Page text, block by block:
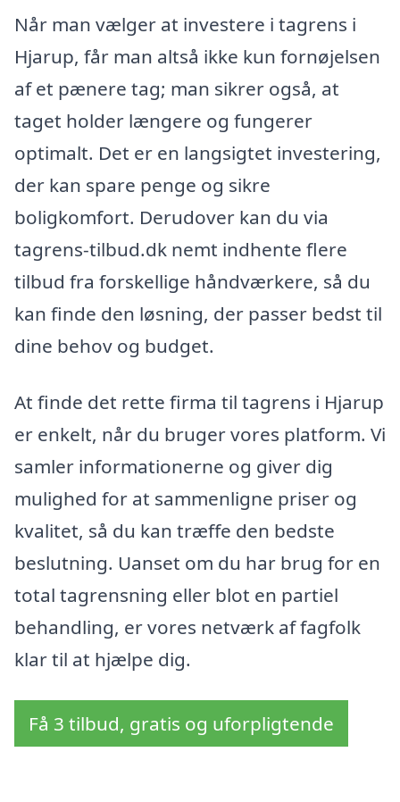
Når man vælger at investere i tagrens i
Hjarup, får man altså ikke kun fornøjelsen
af et pænere tag; man sikrer også, at
taget holder længere og fungerer
optimalt. Det er en langsigtet investering,
der kan spare penge og sikre
boligkomfort. Derudover kan du via
tagrens-tilbud.dk nemt indhente flere
tilbud fra forskellige håndværkere, så du
kan finde den løsning, der passer bedst til
dine behov og budget.
At finde det rette firma til tagrens i Hjarup
er enkelt, når du bruger vores platform. Vi
samler informationerne og giver dig
mulighed for at sammenligne priser og
kvalitet, så du kan træffe den bedste
beslutning. Uanset om du har brug for en
total tagrensning eller blot en partiel
behandling, er vores netværk af fagfolk
klar til at hjælpe dig.
Få 3 tilbud, gratis og uforpligtende